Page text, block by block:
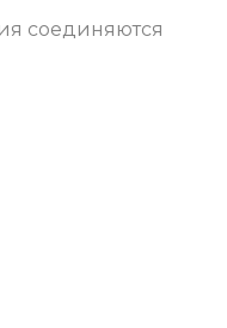
соединяются